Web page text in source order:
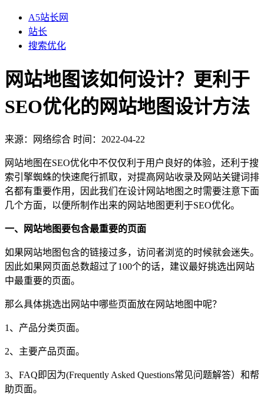
A5站长网
站长
搜索优化
网站地图该如何设计？更利于
SEO优化的网站地图设计方法
来源： 网络综合 时间：2022-04-22
网站地图在SEO优化中不仅仅利于用户良好的体验，还利于搜
索引擎蜘蛛的快速爬行抓取，对提高网站收录及网站关键词排
名都有重要作用，因此我们在设计网站地图之时需要注意下面
几个方面，以便所制作出来的网站地图更利于SEO优化。
一、网站地图要包含最重要的页面
如果网站地图包含的链接过多，访问者浏览的时候就会迷失。
因此如果网页面总数超过了100个的话，建议最好挑选出网站
中最重要的页面。
那么具体挑选出网站中哪些页面放在网站地图中呢？
1、产品分类页面。
2、主要产品页面。
3、FAQ即因为(Frequently Asked Questions常见问题解答）和帮
助页面。